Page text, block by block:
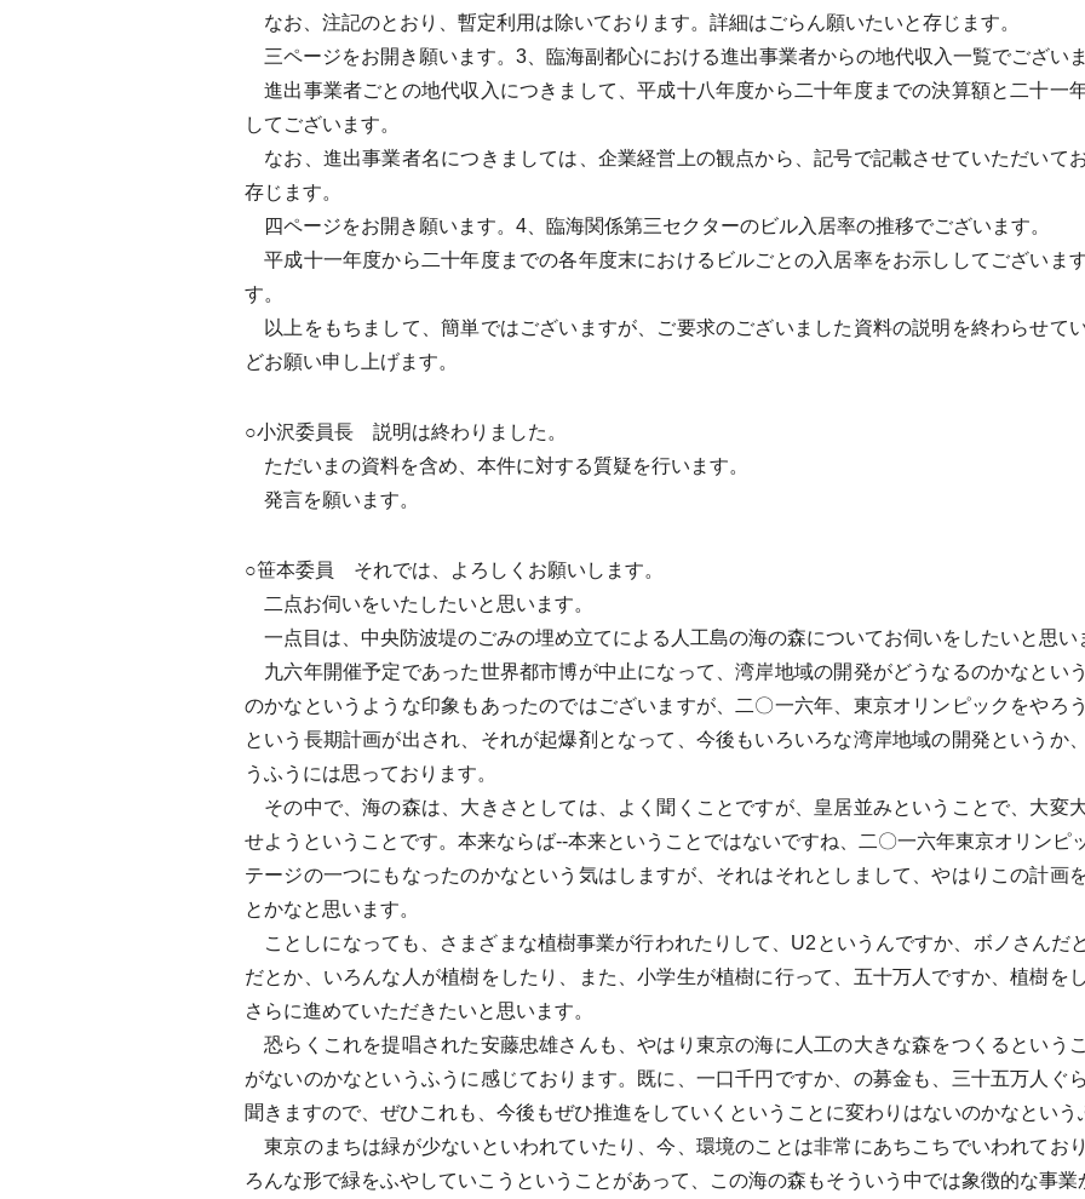
なお、注記のとおり、暫定利用は除いております。詳細はごらん願いたいと存じます。
三ページをお開き願います。3、臨海副都心における進出事業者からの地代収入一覧でございま
進出事業者ごとの地代収入につきまして、平成十八年度から二十年度までの決算額と二十一
してございます。
なお、進出事業者名につきましては、企業経営上の観点から、記号で記載させていただいて
存じます。
四ページをお開き願います。4、臨海関係第三セクターのビル入居率の推移でございます。
平成十一年度から二十年度までの各年度末におけるビルごとの入居率をお示ししてございま
す。
以上をもちまして、簡単ではございますが、ご要求のございました資料の説明を終わらせて
どお願い申し上げます。
○小沢委員長 説明は終わりました。
ただいまの資料を含め、本件に対する質疑を行います。
発言を願います。
○笹本委員 それでは、よろしくお願いします。
二点お伺いをいたしたいと思います。
一点目は、中央防波堤のごみの埋め立てによる人工島の海の森についてお伺いをしたいと思い
九六年開催予定であった世界都市博が中止になって、湾岸地域の開発がどうなるのかなとい
のかなというような印象もあったのではございますが、二〇一六年、東京オリンピックをやろ
という長期計画が出され、それが起爆剤となって、今後もいろいろな湾岸地域の開発というか
うふうには思っております。
その中で、海の森は、大きさとしては、よく聞くことですが、皇居並みということで、大変
せようということです。本来ならば--本来ということではないですね、二〇一六年東京オリンピ
テージの一つにもなったのかなという気はしますが、それはそれとしまして、やはりこの計画
とかなと思います。
ことしになっても、さまざまな植樹事業が行われたりして、U2というんですか、ボノさんだ
だとか、いろんな人が植樹をしたり、また、小学生が植樹に行って、五十万人ですか、植樹を
さらに進めていただきたいと思います。
恐らくこれを提唱された安藤忠雄さんも、やはり東京の海に人工の大きな森をつくるという
がないのかなというふうに感じております。既に、一口千円ですか、の募金も、三十五万人ぐ
聞きますので、ぜひこれも、今後もぜひ推進をしていくということに変わりはないのかなという
東京のまちは緑が少ないといわれていたり、今、環境のことは非常にあちこちでいわれてお
ろんな形で緑をふやしていこうということがあって、この海の森もそういう中では象徴的な事業